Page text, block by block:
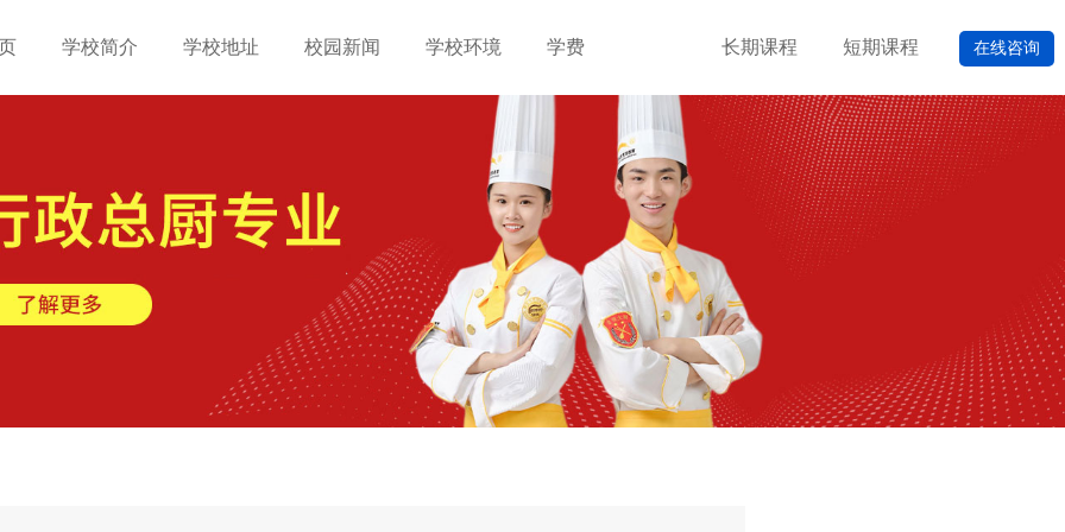
学校简介 学校地址 校园新闻 学校环境 学费 长期课程 短期课程 在线咨询